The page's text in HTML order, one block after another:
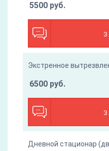
5500 руб.
Экстренное
6500 руб.
Дневной стационар